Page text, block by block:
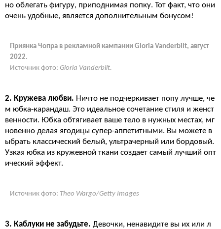
но облегать фигуру, приподнимая попку. Тот факт, что они
очень удобные, является дополнительным бонусом!
Приянка Чопра в рекламной кампании Gloria Vanderbilt, август
2022.
Источник фото: Gloria Vanderbilt.
2. Кружева любви. Ничто не подчеркивает попу лучше, че
м юбка-карандаш. Это идеальное сочетание стиля и женст
венности. Юбка обтягивает ваше тело в нужных местах, мг
новенно делая ягодицы супер-аппетитными. Вы можете в
ыбрать классический белый, ультрачерный или бордовый.
Узкая юбка из кружевной ткани создает самый лучший опт
ический эффект.
Источник фото: Theo Wargo/Getty Images
3. Каблуки не забудьте. Девочки, ненавидите вы их или л